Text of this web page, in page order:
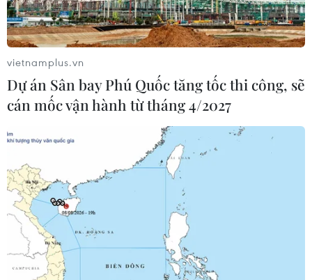
vietnamplus.vn
Dự án Sân bay Phú Quốc tăng tốc thi công, sẽ
cán mốc vận hành từ tháng 4/2027